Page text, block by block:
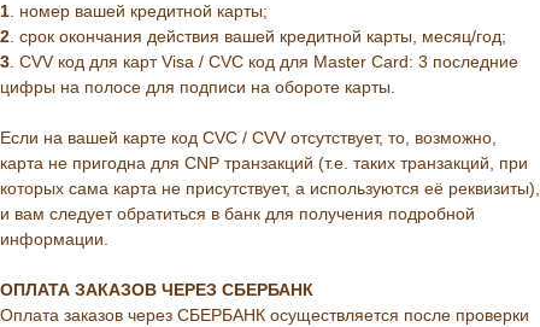
1. номер вашей кредитной карты;
2. cрок окончания действия вашей кредитной карты, месяц/год;
3. CVV код для карт Visa / CVC код для Master Card: 3 последние
цифры на полосе для подписи на обороте карты.
Если на вашей карте код CVC / CVV отсутствует, то, возможно,
карта не пригодна для CNP транзакций (т.е. таких транзакций, при
которых сама карта не присутствует, а используются её реквизиты),
и вам следует обратиться в банк для получения подробной
информации.
ОПЛАТА ЗАКАЗОВ ЧЕРЕЗ СБЕРБАНК
Оплата заказов через СБЕРБАНК осуществляется после проверки